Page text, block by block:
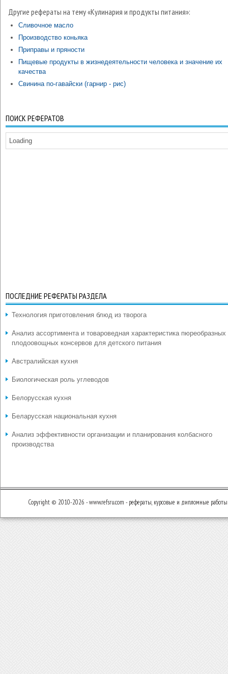
Другие рефераты на тему «Кулинария и продукты питания»:
Сливочное масло
Производство коньяка
Приправы и пряности
Пищевые продукты в жизнедеятельности человека и значение их
качества
Свинина по-гавайски (гарнир - рис)
ПОИСК РЕФЕРАТОВ
Loading
ПОСЛЕДНИЕ РЕФЕРАТЫ РАЗДЕЛА
Технология приготовления блюд из творога
Анализ ассортимента и товароведная характеристика пюреобразных
плодоовощных консервов для детского питания
Австралийская кухня
Биологическая роль углеводов
Белорусская кухня
Беларусская национальная кухня
Анализ эффективности организации и планирования колбасного
производства
Copyright © 2010-2026 - www.refsru.com - рефераты, курсовые и дипломные работы